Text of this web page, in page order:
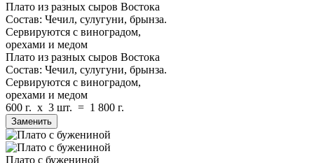
Плато из разных сыров Востока
Состав: Чечил, сулугуни, брынза.
Сервируются с виноградом,
орехами и медом
Плато из разных сыров Востока
Состав: Чечил, сулугуни, брынза.
Сервируются с виноградом,
орехами и медом
600 г. x 3 шт. = 1 800 г.
Заменить
Плато с бужениной